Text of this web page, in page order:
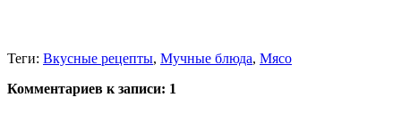
Теги: Вкусные рецепты, Мучные блюда, Мясо
Комментариев к записи: 1